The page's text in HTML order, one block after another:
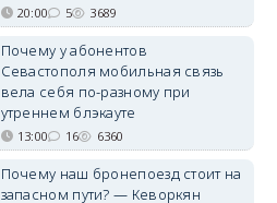
20:00 5 3689
Почему у абонентов
Севастополя мобильная связь
вела себя по-разному при
утреннем блэкауте
13:00 16 6360
Почему наш бронепоезд стоит на
запасном пути? — Кеворкян